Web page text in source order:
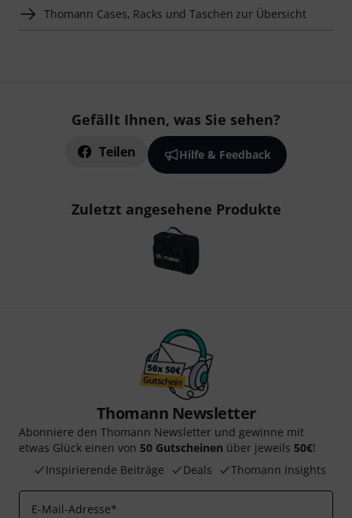
Thomann Cases, Racks und Taschen zur Übersicht
Gefällt Ihnen, was Sie sehen?
Teilen Hilfe & Feedback
Zuletzt angesehene Produkte
Thomann Newsletter
Abonniere den Thomann Newsletter und gewinne mit
etwas Glück einen von 50 Gutscheinen über jeweils 50€!
Inspirierende Beiträge
Deals Thomann Insights
E-Mail-Adresse*